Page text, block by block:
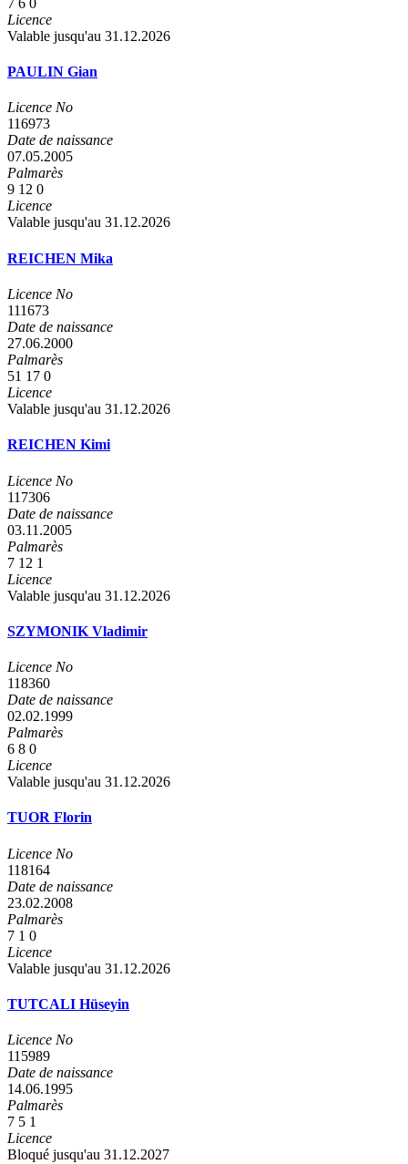
7 6 0
Licence
Valable jusqu'au 31.12.2026
PAULIN Gian
Licence No
116973
Date de naissance
07.05.2005
Palmarès
9 12 0
Licence
Valable jusqu'au 31.12.2026
REICHEN Mika
Licence No
111673
Date de naissance
27.06.2000
Palmarès
51 17 0
Licence
Valable jusqu'au 31.12.2026
REICHEN Kimi
Licence No
117306
Date de naissance
03.11.2005
Palmarès
7 12 1
Licence
Valable jusqu'au 31.12.2026
SZYMONIK Vladimir
Licence No
118360
Date de naissance
02.02.1999
Palmarès
6 8 0
Licence
Valable jusqu'au 31.12.2026
TUOR Florin
Licence No
118164
Date de naissance
23.02.2008
Palmarès
7 1 0
Licence
Valable jusqu'au 31.12.2026
TUTCALI Hüseyin
Licence No
115989
Date de naissance
14.06.1995
Palmarès
7 5 1
Licence
Bloqué jusqu'au 31.12.2027